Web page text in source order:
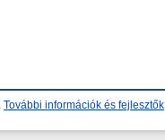
További információk és fejlesztők